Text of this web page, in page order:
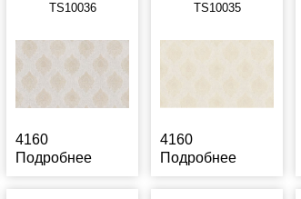
TS10036
4160
Подробнее
TS10035
4160
Подробнее